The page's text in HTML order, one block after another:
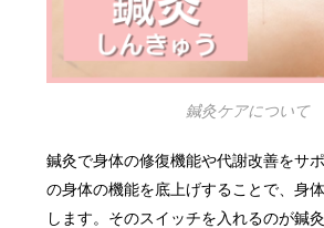
鍼灸ケアについて
鍼灸で身体の修復機能や代謝改善をサ
の身体の機能を底上げすることで、身
します。そのスイッチを入れるのが鍼灸